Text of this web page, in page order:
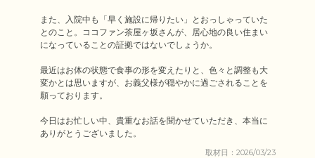
また、入院中も「早く施設に帰りたい」とおっしゃっていた
とのこと。ココファン茶屋ヶ坂さんが、居心地の良い住まい
になっていることの証拠ではないでしょうか。
最近はお体の状態で食事の形を変えたりと、色々と調整も大
変かとは思いますが、お義父様が穏やかに過ごされることを
願っております。
今日はお忙しい中、貴重なお話を聞かせていただき、本当に
ありがとうございました。
取材日：2026/03/23